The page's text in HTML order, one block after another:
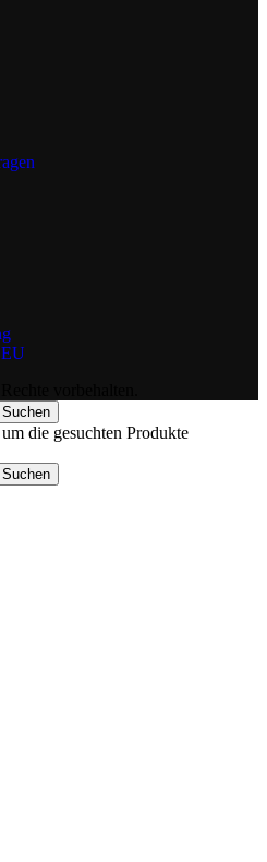
Suchen
die gesuchten Produkte
Suchen